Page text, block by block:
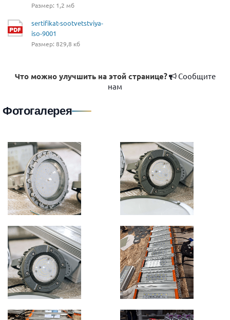
Размер: 1,2 мб
sertifikat-sootvetstviya-
iso-9001
Размер: 829,8 кб
Что можно улучшить на этой странице?
Сообщите
нам
Фотогалерея